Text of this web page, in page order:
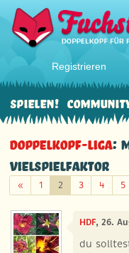
Registrieren
Spielen!
Doppelkopf-Liga:
Vielspielfaktor
«Zurück
1 2 3 4 5
HDF, 26.
du